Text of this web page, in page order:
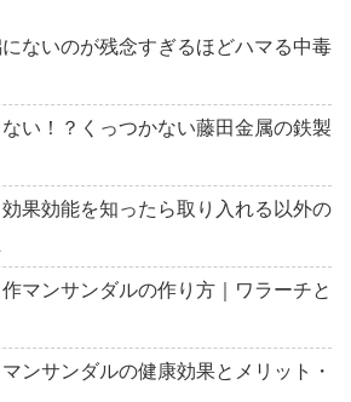
ないのが残念すぎるほどハマる中毒
い！？くっつかない藤田金属の鉄製
果効能を知ったら取り入れる以外の
マンサンダルの作り方｜ワラーチと
ンサンダルの健康効果とメリット・